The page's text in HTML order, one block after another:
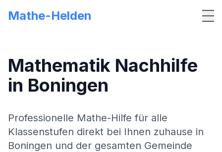
Mathe-Helden
Mathematik Nachhilfe
in Boningen
Professionelle Mathe-Hilfe für alle
Klassenstufen direkt bei Ihnen zuhause in
Boningen und der gesamten Gemeinde